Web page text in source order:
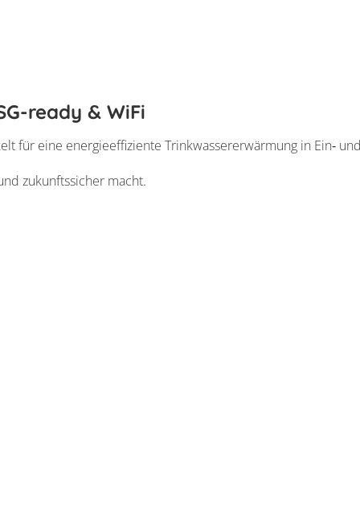
ready & WiFi
für eine energieeffiziente Trinkwassererwärmung in Ein‑
zukunftssicher macht.